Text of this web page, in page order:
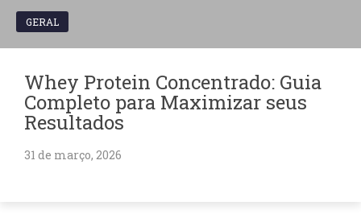
GERAL
Whey Protein Concentrado: Guia
Completo para Maximizar seus
Resultados
31 de março, 2026